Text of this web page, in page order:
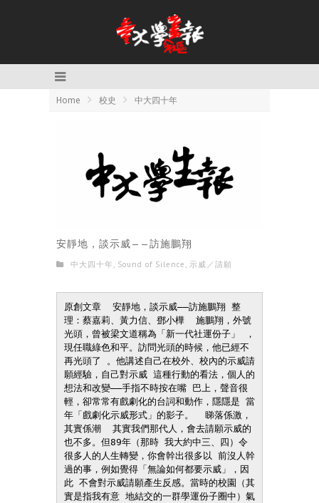
Home 校史 中大四十年
安靜地，談示威——訪施鵬翔
中大四十年 , Sound of Silence , 示威／請願
原創文章  安靜地，談示威——訪施鵬翔 整
理：蔡嘉莉、黃力信、鄧小樺  施鵬翔，外號
光頭，曾被梁文道稱為「新一代社運份子」 ，
現任職綠色和平。訪問光頭的時候，他已經不
再光頭了 。他講述自己在校外、校內的示威請
願經驗，自己對示威 這種行動的看法，個人的
想法和改變——手指不時按在嘴 巴上，聲音很
輕，卻常常有戲劇化的台詞和動作，隱隱是 當
年「戲劇化示威形式」的影子。  睇落係激，
其實係潮  其實我們那代人，會去請願示威的
也不多。但89年（那時 我大約中三、四）令
很多人的人生轉變，你會幹出很多以 前沒人幹
過的事，例如覺得「無論如何都要示威」，因
此 不會對示威請願產生反感。當時的校園（其
實是指我有意 地結交的一群學運份子圈中）氣